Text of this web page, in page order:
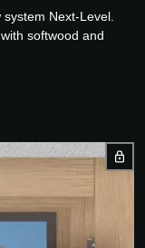
Next-Level.
softwood and